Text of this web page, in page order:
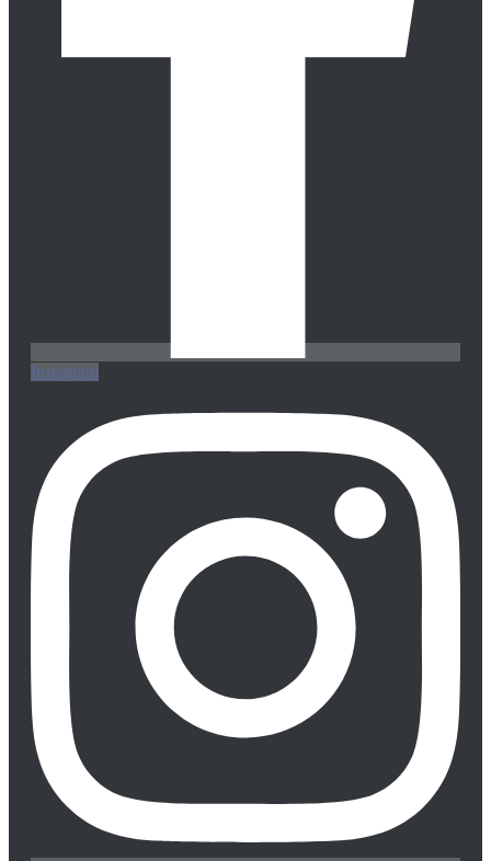
Instagram